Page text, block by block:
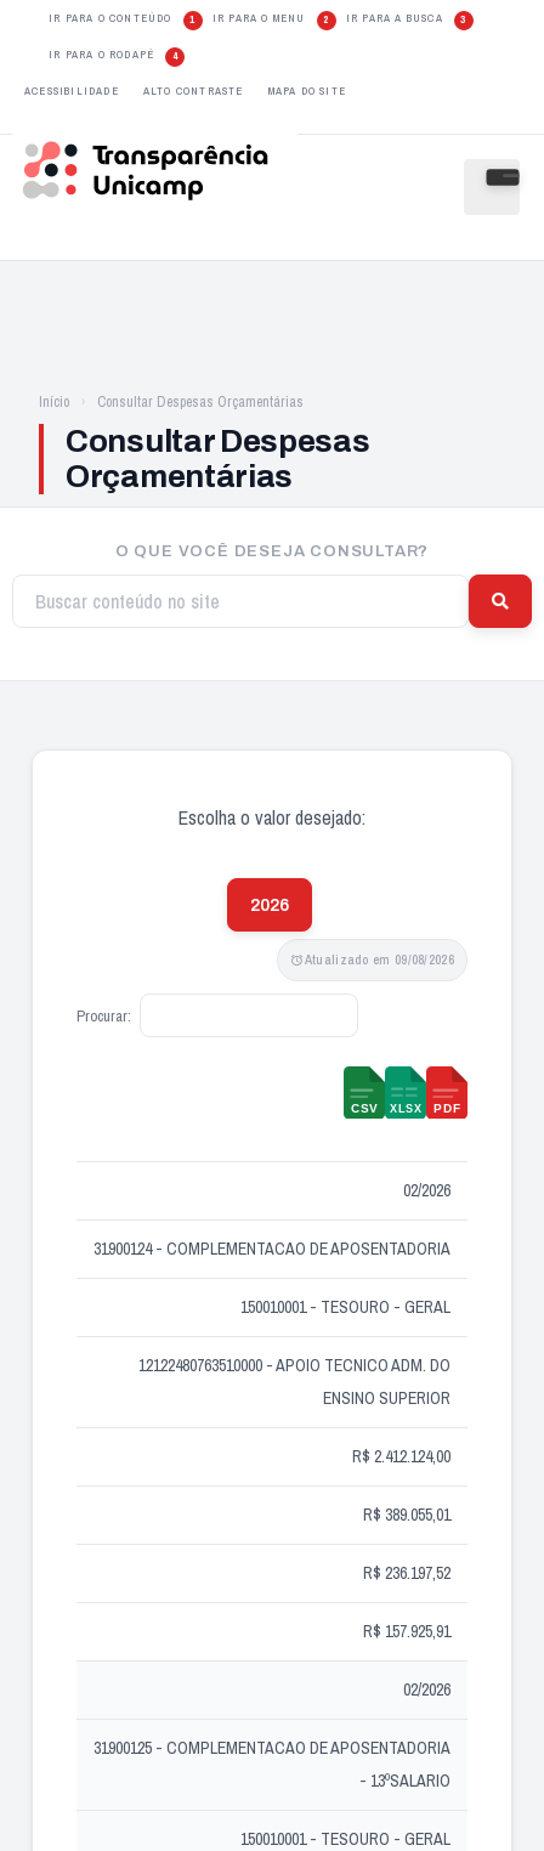
IR PARA O CONTEÚDO 1 IR PARA O MENU 2 IR PARA A BUSCA 3
IR PARA O RODAPÉ 4
ACESSIBILIDADE ALTO CONTRASTE MAPA DO SITE
Início Consultar Despesas Orçamentárias
Consultar Despesas
Orçamentárias
O QUE VOCÊ DESEJA CONSULTAR?
Escolha o valor desejado:
2026
Atualizado em 09/08/2026
Procurar:
02/2026
31900124 - COMPLEMENTACAO DE APOSENTADORIA
150010001 - TESOURO - GERAL
12122480763510000 - APOIO TECNICO ADM. DO
ENSINO SUPERIOR
R$ 2.412.124,00
R$ 389.055,01
R$ 236.197,52
R$ 157.925,91
02/2026
31900125 - COMPLEMENTACAO DE APOSENTADORIA
- 13ºSALARIO
150010001 - TESOURO - GERAL